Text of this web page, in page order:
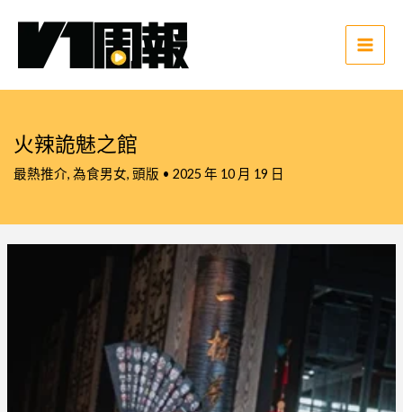
Main
火辣詭魅之館
最熱推介, 為食男女, 頭版 • 2025 年 10 月 19 日